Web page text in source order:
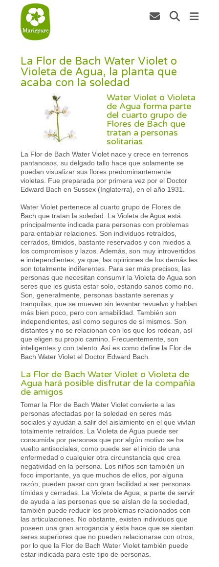
La Flor de Bach Water Violet o
Violeta de Agua, la planta que
acaba con la soledad
Water Violet o Violeta
de Agua forma parte
del cuarto grupo de
Flores de Bach que
tratan a personas
solitarias
La Flor de Bach Water Violet nace y crece en terrenos
pantanosos, su delgado tallo hace que solamente se
puedan visualizar sus flores predominantemente
violetas. Fue preparada por primera vez por el Doctor
Edward Bach en Sussex (Inglaterra), en el año 1931.
Water Violet pertenece al cuarto grupo de Flores de
Bach que tratan la soledad. La Violeta de Agua está
principalmente indicada para personas con problemas
para entablar relaciones. Son individuos retraídos,
cerrados, tímidos, bastante reservados y con miedos a
los compromisos y lazos. Además, son muy introvertidos
e independientes, ya que, las opiniones de los demás les
son totalmente indiferentes. Para ser más precisos, las
personas que necesitan consumir la Violeta de Agua son
seres que les gusta estar solo, estando sanos como no.
Son, generalmente, personas bastante serenas y
tranquilas, que se mueven sin levantar revuelvo y hablan
más bien poco, pero con amabilidad. También son
independientes, así como seguros de sí mismos. Son
distantes y no se relacionan con los que los rodean, así
que eligen su propio camino. Frecuentemente, son
inteligentes y con talento. Así es como define la Flor de
Bach Water Violet el Doctor Edward Bach.
La Flor de Bach Water Violet o Violeta de
Agua hará posible disfrutar de la compañía
de amigos
Tomar la Flor de Bach Water Violet convierte a las
personas afectadas por la soledad en seres más
sociales y ayudan a salir del aislamiento en el que vivían
totalmente retraídos. La Violeta de Agua puede ser
consumida por personas que por algún motivo se ha
vuelto antisociales, como puede ser el inicio de una
enfermedad o cualquier otra circunstancia que crea
negatividad en la persona. Los niños son también un
foco importante, ya que muchos de ellos, por alguna
razón, pueden pasar con gran facilidad a ser personas
tímidas y cerradas. La Violeta de Agua, a parte de servir
de ayuda a las personas que se aíslan de la sociedad,
también puede reducir los problemas relacionados con
las articulaciones. No obstante, existen individuos que
poseen una gran arrogancia y ésta hace que se sientan
seres superiores que no pueden relacionarse con otros,
por lo que la Flor de Bach Water Violet también puede
estar indicada para este tipo de personas.